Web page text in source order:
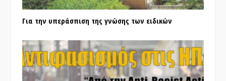
Για την υπεράσπιση της γνώσης των ειδικών